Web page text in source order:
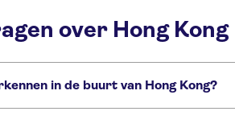
over Hong Kong
in de buurt van Hong Kong?